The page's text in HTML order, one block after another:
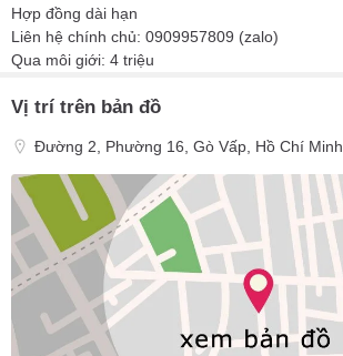
Hợp đồng dài hạn
Liên hệ chính chủ: 0909957809 (zalo)
Qua môi giới: 4 triệu
Vị trí trên bản đồ
Đường 2, Phường 16, Gò Vấp, Hồ Chí Minh